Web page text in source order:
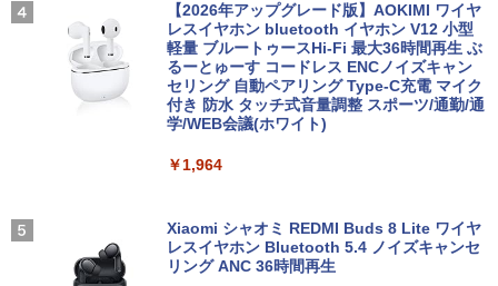
【2026年アップグレード版】AOKIMI ワイヤ
レスイヤホン bluetooth イヤホン V12 小型
軽量 ブルートゥースHi-Fi 最大36時間再生 ぶ
るーとゅーす コードレス ENCノイズキャン
セリング 自動ペアリング Type-C充電 マイク
付き 防水 タッチ式音量調整 スポーツ/通勤/通
学/WEB会議(ホワイト)
￥1,964
Xiaomi シャオミ REDMI Buds 8 Lite ワイヤ
レスイヤホン Bluetooth 5.4 ノイズキャンセ
リング ANC 36時間再生